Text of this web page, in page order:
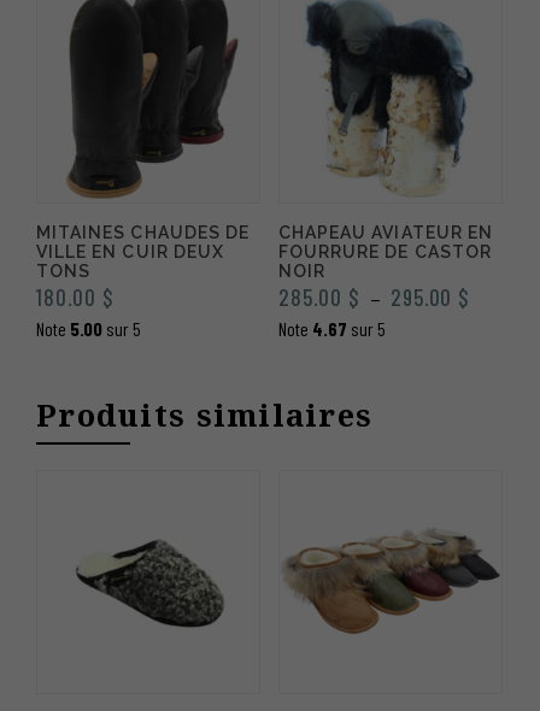
MITAINES CHAUDES DE
VILLE EN CUIR DEUX
TONS
180.00 $
Note 5.00 sur 5
CHAPEAU AVIATEUR EN
FOURRURE DE CASTOR
NOIR
285.00 $ – 295.00 $
Note 4.67 sur 5
Produits similaires